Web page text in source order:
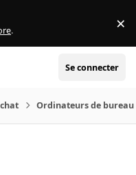
. ×
Se connecter
Ordinateurs de bureau